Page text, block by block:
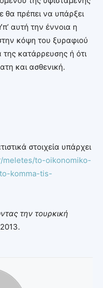
θα πρέπει να υπάρξει
αυτή την έννοια η
κόψη του ξυραφιού
της κατάρρευσης ή ότι
και ασθενική.
στοιχεία υπάρχει
meletes/to-oikonomiko-
komma-tis-
την τουρκική